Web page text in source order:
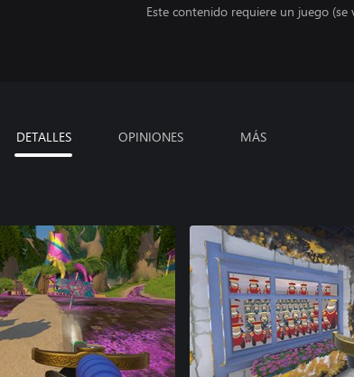
Este contenido requiere un juego (se
DETALLES OPINIONES MÁS